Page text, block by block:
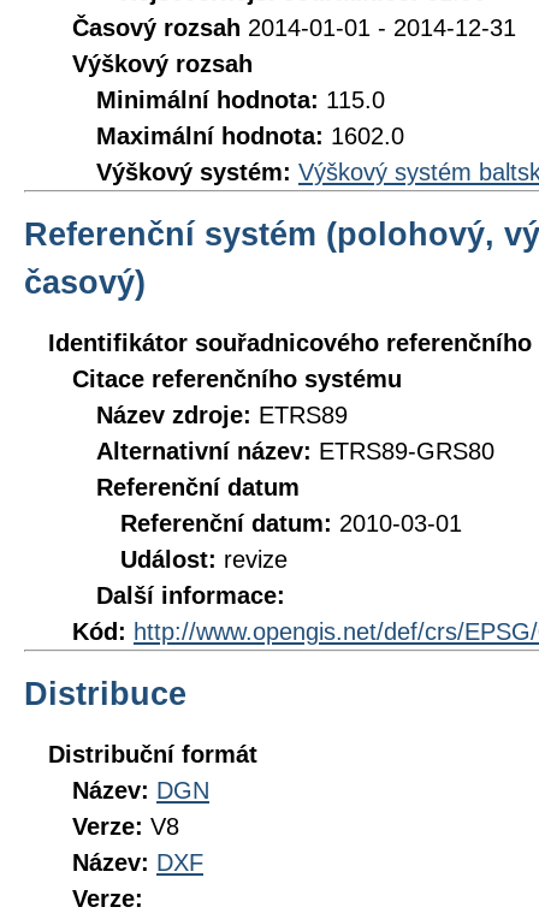
Časový rozsah 2014-01-01 - 2014-12-31
Výškový rozsah
Minimální hodnota: 115.0
Maximální hodnota: 1602.0
Výškový systém: Výškový systém
Referenční systém (polohový,
časový)
Identifikátor souřadnicového referenčního
Citace referenčního systému
Název zdroje: ETRS89
Alternativní název: ETRS89-GRS80
Referenční datum
Referenční datum: 2010-03-01
Událost: revize
Další informace:
Kód: http://www.opengis.net/def/crs/
Distribuce
Distribuční formát
Název: DGN
Verze: V8
Název: DXF
Verze: